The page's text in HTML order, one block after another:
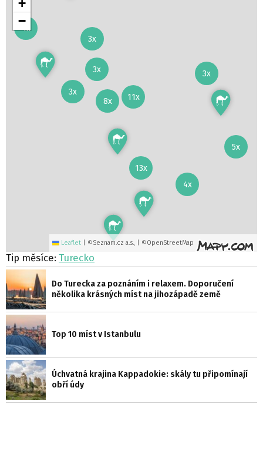
4x
3x
5x
4x
3x
3x
3x
11x
8x
13x
+
−
Leaflet ©Seznam.cz a.s., | ©OpenStreetMap
Tip měsíce: Turecko
Do Turecka za poznáním i relaxem. Doporučení
několika krásných míst na jihozápadě země
Top 10 míst v Istanbulu
Úchvatná krajina Kappadokie: skály tu připomínají
obří údy